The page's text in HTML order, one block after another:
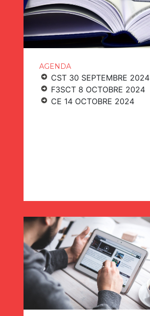
AGENDA
CST 30 SEPTEMBRE 2024
F3SCT 8 OCTOBRE 2024
CE 14 OCTOBRE 2024